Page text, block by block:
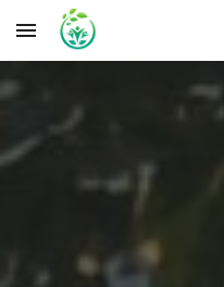
Skip to main content